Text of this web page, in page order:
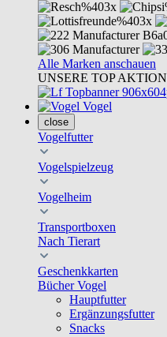
Alle Marken anschauen
UNSERE TOP AKTION
Vogel
close
Vogelfutter
Vogelspielzeug
Vogelheim
Transportboxen
Nach Tierart
Geschenkkarten
Bücher Vogel
Hauptfutter
Ergänzungsfutter
Snacks